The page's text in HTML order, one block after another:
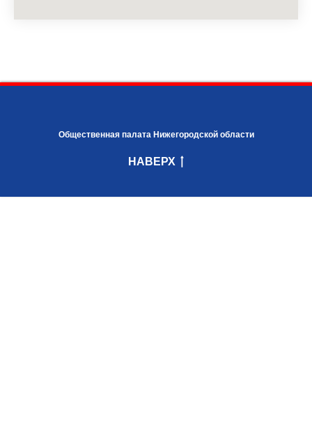
Общественная палата Нижегородской области
НАВЕРХ